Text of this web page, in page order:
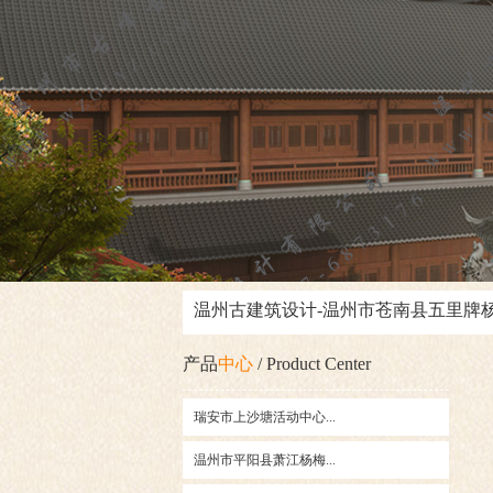
温州古建筑设计-温州市苍南县五里牌
产品中心 / Product Center
瑞安市上沙塘活动中心...
温州市平阳县萧江杨梅...